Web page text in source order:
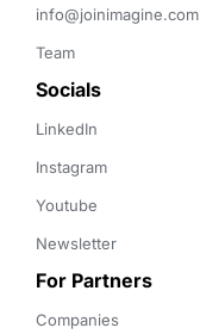
info@joinimagine.com
Team
Socials
LinkedIn
Instagram
Youtube
Newsletter
For Partners
Companies